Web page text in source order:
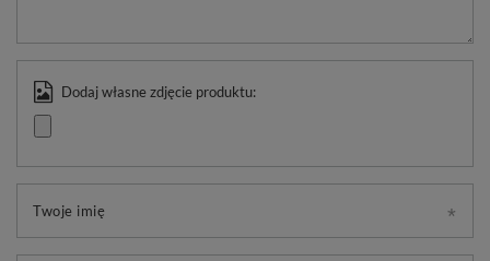
Dodaj własne zdjęcie produktu:
Twoje imię